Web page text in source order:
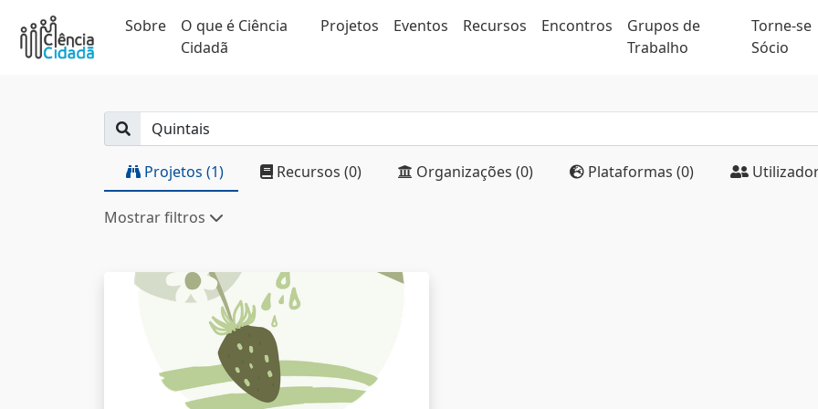
Sobre
O que é Ciência
Cidadã
Projetos Eventos Recursos Encontros
Grupos de
Trabalho
Torne-se
Sócio
Projetos (1) Recursos (0) Organizações (0) Plataformas (0)
Mostrar filtros